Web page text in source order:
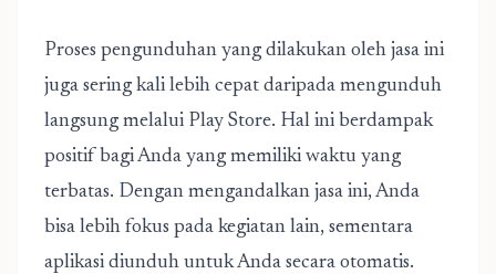
Proses pengunduhan yang dilakukan oleh jasa ini
juga sering kali lebih cepat daripada mengunduh
langsung melalui Play Store. Hal ini berdampak
positif bagi Anda yang memiliki waktu yang
terbatas. Dengan mengandalkan jasa ini, Anda
bisa lebih fokus pada kegiatan lain, sementara
aplikasi diunduh untuk Anda secara otomatis.